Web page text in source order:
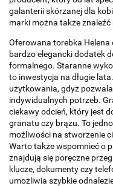
galanterii skórzanej dla
marki można także
Oferowana torebka
bardzo elegancki dodatek
formalnego. Staranne
to inwestycja na długie
użytkowania, gdyż
indywidualnych potrzeb.
ciekawy odcień, który jest
granatu czy brązu. To
możliwości na stworzenie
Warto także wspomnieć o
znajdują się poręczne
klucze, dokumenty czy
umożliwia szybkie